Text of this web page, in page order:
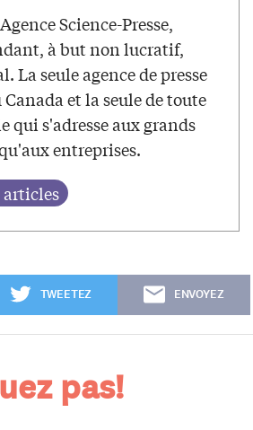
Science-Presse,
à but non lucratif,
La seule agence de presse
et la seule de toute
qui s'adresse aux grands
entreprises.
TWEETEZ ENVOYEZ
pas!